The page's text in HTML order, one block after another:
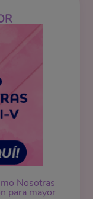
Nosotras
para mayor